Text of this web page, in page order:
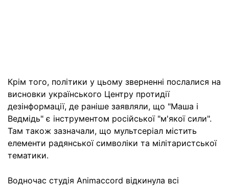
Крім того, політики у цьому зверненні послалися на
висновки українського Центру протидії
дезінформації, де раніше заявляли, що "Маша і
Ведмідь" є інструментом російської "м'якої сили".
Там також зазначали, що мультсеріал містить
елементи радянської символіки та мілітаристської
тематики.
Водночас студія Animaccord відкинула всі